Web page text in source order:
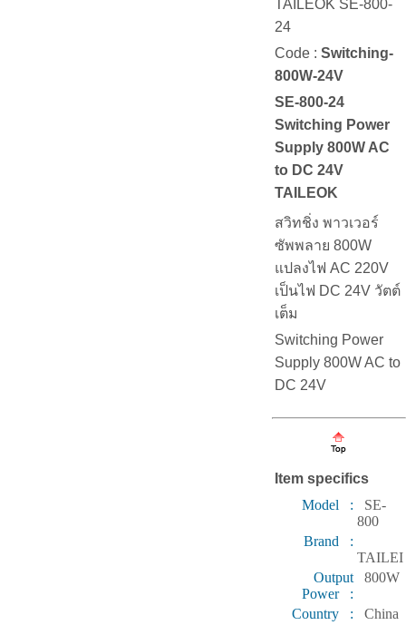
TAILEOK SE-800-
24
Code : Switching-
800W-24V
SE-800-24
Switching Power
Supply 800W AC
to DC 24V
TAILEOK
สวิทชิ่ง พาวเวอร์
ซัพพลาย 800W
แปลงไฟ AC 220V
เป็นไฟ DC 24V วัตต์
เต็ม
Switching Power
Supply 800W AC to
DC 24V
Item specifics
Model :
SE-
800
Brand :
TAILEI
Output
Power :
800W
Country :
China